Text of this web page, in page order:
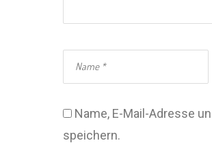
Name, E-Mail-Adresse
speichern.